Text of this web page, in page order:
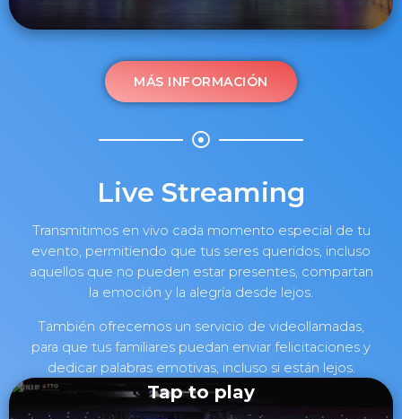
MÁS INFORMACIÓN
Live Streaming
Transmitimos en vivo cada momento especial de tu
evento, permitiendo que tus seres queridos, incluso
aquellos que no pueden estar presentes, compartan
la emoción y la alegría desde lejos.
También ofrecemos un servicio de videollamadas,
para que tus familiares puedan enviar felicitaciones y
dedicar palabras emotivas, incluso si están lejos.
Tap to play